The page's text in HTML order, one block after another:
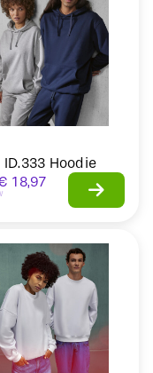
ID.333 Hoodie
18,97